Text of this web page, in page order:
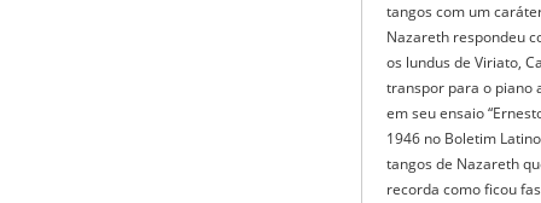
tangos com um
Nazareth respondeu
os lundus de Viriato,
transpor para o piano
em seu ensaio
1946 no Boletim
tangos de Nazareth
recorda como ficou